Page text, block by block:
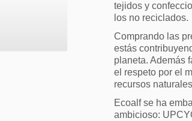
tejidos y
los no reciclados.
Comprando las
estás
planeta. Además
el respeto por el
recursos naturales
Ecoalf se ha
ambicioso: